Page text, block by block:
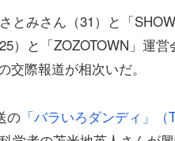
とみさん（31）と「
）と「ZOZOTOWN」運
交際報道が相次いだ。
の 「バラいろダンディ」（